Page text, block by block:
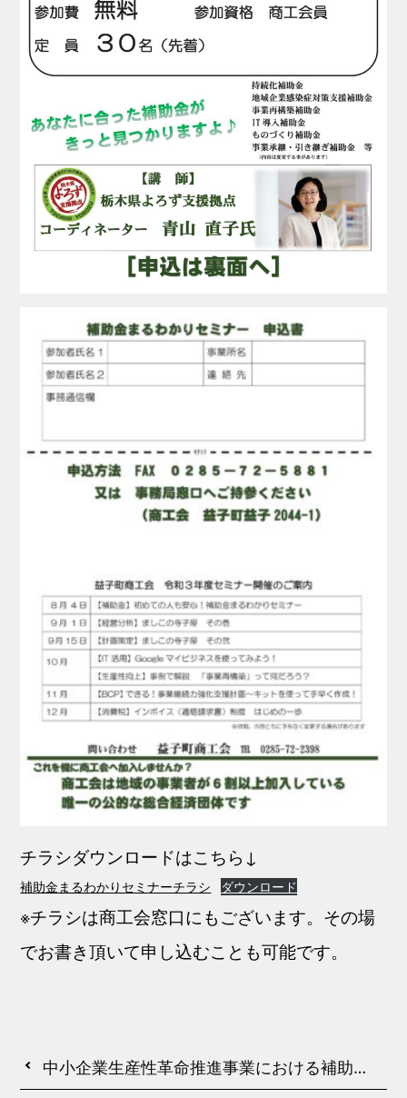
チラシダウンロードはこちら↓
補助金まるわかりセミナーチラシ ダウンロード
※チラシは商工会窓口にもございます。その場
でお書き頂いて申し込むことも可能です。
中小企業生産性革命推進事業における補助金の交付決定を受けた事業者の皆様へ